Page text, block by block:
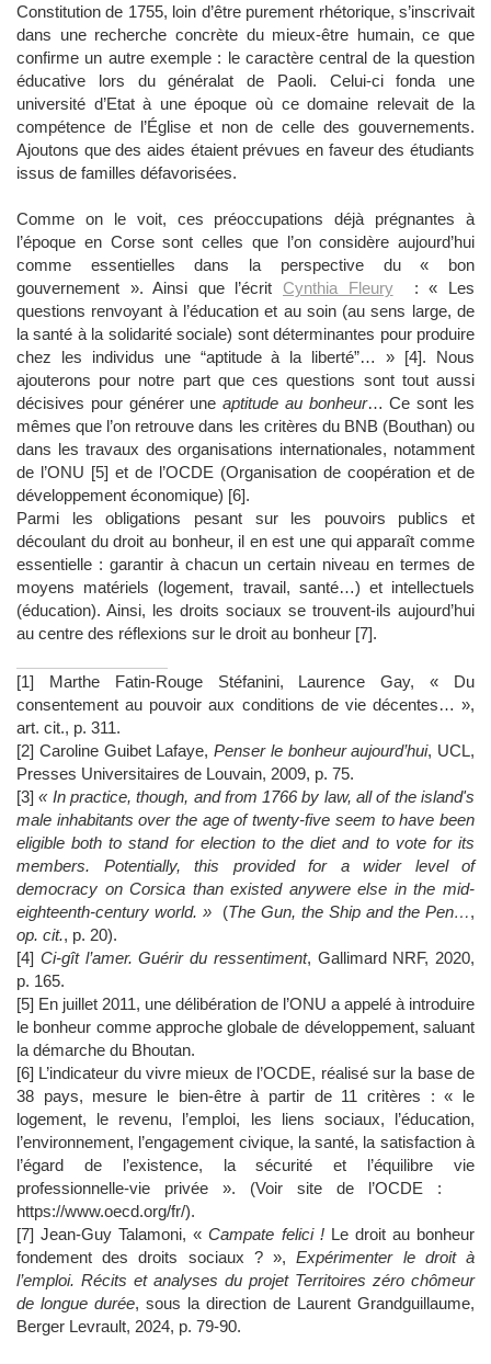
Constitution de 1755, loin d’être purement rhétorique, s’inscrivait
dans une recherche concrète du mieux-être humain, ce que
confirme un autre exemple : le caractère central de la question
éducative lors du généralat de Paoli. Celui-ci fonda une
université d’Etat à une époque où ce domaine relevait de la
compétence de l’Église et non de celle des gouvernements.
Ajoutons que des aides étaient prévues en faveur des étudiants
issus de familles défavorisées.
Comme on le voit, ces préoccupations déjà prégnantes à
l’époque en Corse sont celles que l’on considère aujourd’hui
comme essentielles dans la perspective du « bon
gouvernement ». Ainsi que l’écrit Cynthia Fleury: « Les
questions renvoyant à l’éducation et au soin (au sens large, de
la santé à la solidarité sociale) sont déterminantes pour produire
chez les individus une “aptitude à la liberté”… » [4]. Nous
ajouterons pour notre part que ces questions sont tout aussi
décisives pour générer uneaptitude au bonheur… Ce sont les
mêmes que l’on retrouve dans les critères du BNB (Bouthan) ou
dans les travaux des organisations internationales, notamment
de l’ONU [5] et de l’OCDE (Organisation de coopération et de
développement économique) [6].
Parmi les obligations pesant sur les pouvoirs publics et
découlant du droit au bonheur, il en est une qui apparaît comme
essentielle : garantir à chacun un certain niveau en termes de
moyens matériels (logement, travail, santé…) et intellectuels
(éducation). Ainsi, les droits sociaux se trouvent-ils aujourd’hui
au centre des réflexions sur le droit au bonheur [7].
[1] Marthe Fatin-Rouge Stéfanini, Laurence Gay, « Du
consentement au pouvoir aux conditions de vie décentes… »,
art. cit., p. 311.
[2] Caroline Guibet Lafaye, Penser le bonheur aujourd’hui, UCL,
Presses Universitaires de Louvain, 2009, p. 75.
[3]« In practice, though, and from 1766 by law, all of the island's
male inhabitants over the age of twenty-five seem to have been
eligible both to stand for election to the diet and to vote for its
members. Potentially, this provided for a wider level of
democracy on Corsica than existed anywere else in the mid-
eighteenth-century world. »
(The Gun, the Ship and the Pen…,
op. cit., p. 20).
[4] Ci-gît l’amer. Guérir du ressentiment, Gallimard NRF, 2020,
p. 165.
[5] En juillet 2011, une délibération de l’ONU a appelé à introduire
le bonheur comme approche globale de développement, saluant
la démarche du Bhoutan.
[6] L’indicateur du vivre mieux de l’OCDE, réalisé sur la base de
38 pays, mesure le bien-être à partir de 11 critères : « le
logement, le revenu, l’emploi, les liens sociaux, l’éducation,
l’environnement, l’engagement civique, la santé, la satisfaction à
l’égard de l’existence, la sécurité et l’équilibre vie
professionnelle-vie privée ». (Voir site de l’OCDE :
https://www.oecd.org/fr/).
[7] Jean-Guy Talamoni, «Campate felici !Le droit au bonheur
fondement des droits sociaux ? »,Expérimenter le droit à
l’emploi. Récits et analyses du projet Territoires zéro chômeur
de longue durée, sous la direction de Laurent Grandguillaume,
Berger Levrault, 2024, p. 79-90.